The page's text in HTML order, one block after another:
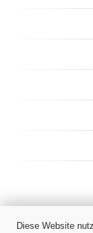
Diese Website